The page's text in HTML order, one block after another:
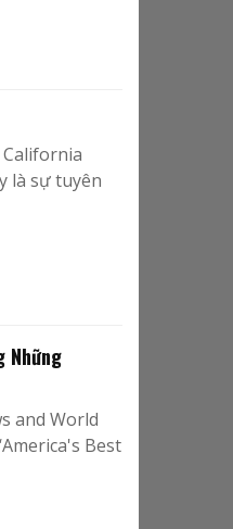
California
là sự tuyên
Những
and World
Best